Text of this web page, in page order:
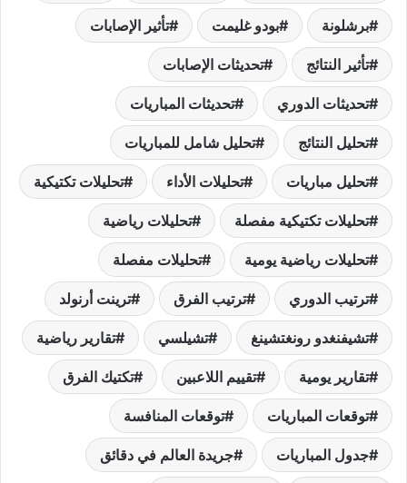
برشلونة بودو غليمت تأثير الإصابات
تأثير النتائج تحديثات الإصابات
تحديثات الدوري تحديثات المباريات
تحليل النتائج تحليل شامل للمباريات
تحليل مباريات تحليلات الأداء تحليلات تكتيكية
تحليلات تكتيكية مفصلة تحليلات رياضية
تحليلات رياضية يومية تحليلات مفصلة
ترتيب الدوري ترتيب الفرق ترينت أرنولد
تشيفنغدو رونغتشينغ تشيلسي تقارير رياضية
تقارير يومية تقييم اللاعبين تكتيك الفرق
توقعات المباريات توقعات المنافسة
جدول المباريات جريدة العالم في دقائق